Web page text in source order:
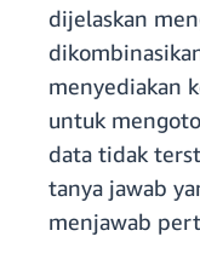
dijelaskan
menyediakan
untuk
data tidak
tanya jawab
menjawab